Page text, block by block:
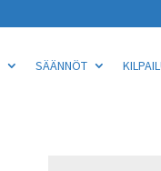
SÄÄNNÖT